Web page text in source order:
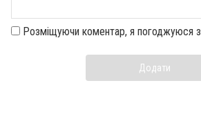
Розміщуючи коментар, я погоджуюся з
Додати